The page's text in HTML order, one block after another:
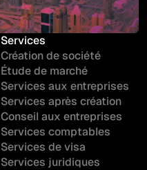
Services
Création de société
Étude de marché
Services aux entreprises
Services après création
Conseil aux entreprises
Services comptables
Services de visa
Services juridiques